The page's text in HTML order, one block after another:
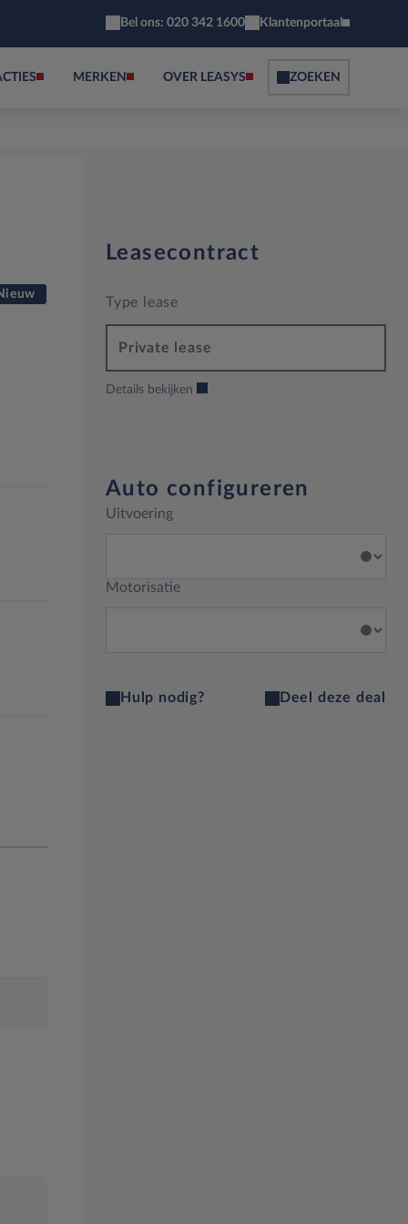
Bel ons: 020 342 1600 Klantenportaal
MERKEN OVER LEASYS ZOEKEN
Leasecontract
Type lease
Private lease
Details bekijken
Auto configureren
Uitvoering
Motorisatie
Hulp nodig? Deel deze deal